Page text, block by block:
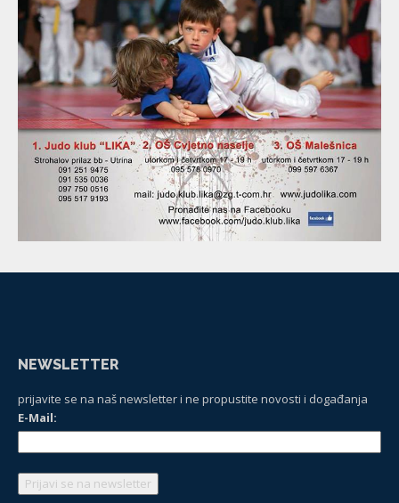
NEWSLETTER
prijavite se na naš newsletter i ne propustite novosti i događanja
E-Mail: